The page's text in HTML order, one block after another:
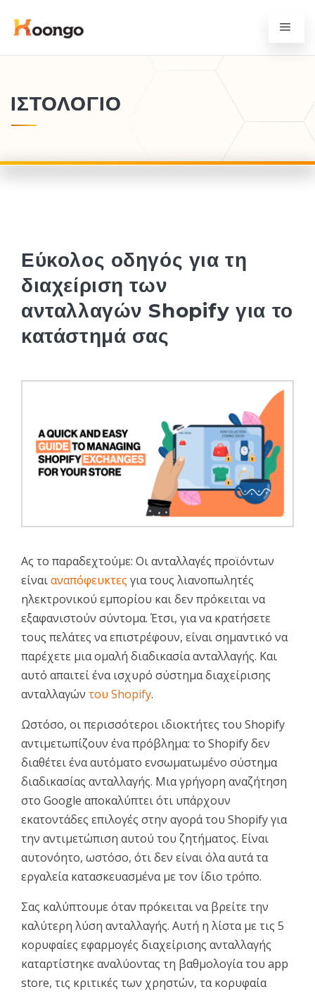
ΙΣΤΟΛΌΓΙΟ
Εύκολος οδηγός για τη
διαχείριση των
ανταλλαγών Shopify για το
κατάστημά σας
Ας το παραδεχτούμε: Οι ανταλλαγές προϊόντων
είναιαναπόφευκτες για τους λιανοπωλητές
ηλεκτρονικού εμπορίου και δεν πρόκειται να
εξαφανιστούν σύντομα. Έτσι, για να κρατήσετε
τους πελάτες να επιστρέφουν, είναι σημαντικό να
παρέχετε μια ομαλή διαδικασία ανταλλαγής. Και
αυτό απαιτεί ένα ισχυρό σύστημα διαχείρισης
ανταλλαγών του Shopify.
Ωστόσο, οι περισσότεροι ιδιοκτήτες του Shopify
αντιμετωπίζουν ένα πρόβλημα: το Shopify δεν
διαθέτει ένα αυτόματο ενσωματωμένο σύστημα
διαδικασίας ανταλλαγής. Μια γρήγορη αναζήτηση
στο Google αποκαλύπτει ότι υπάρχουν
εκατοντάδες επιλογές στην αγορά του Shopify για
την αντιμετώπιση αυτού του ζητήματος. Είναι
αυτονόητο, ωστόσο, ότι δεν είναι όλα αυτά τα
εργαλεία κατασκευασμένα με τον ίδιο τρόπο.
Σας καλύπτουμε όταν πρόκειται να βρείτε την
καλύτερη λύση ανταλλαγής. Αυτή η λίστα με τις 5
κορυφαίες εφαρμογές διαχείρισης ανταλλαγής
καταρτίστηκε αναλύοντας τη βαθμολογία του app
store, τις κριτικές των χρηστών, τα κορυφαία